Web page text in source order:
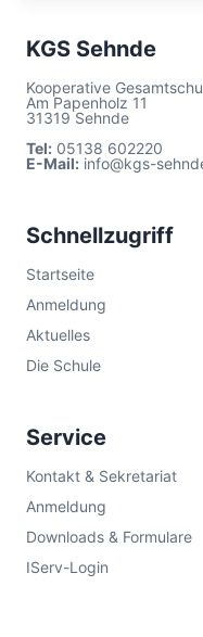
KGS Sehnde
Kooperative
Am Papenholz 11
31319 Sehnde
Tel: 05138 602220
E-Mail: info@kgs-
Schnellzugriff
Startseite
Anmeldung
Aktuelles
Die Schule
Service
Kontakt & Sekretariat
Anmeldung
Downloads & Formulare
IServ-Login